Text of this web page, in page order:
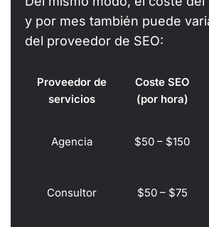
y por mes también puede
del proveedor de SEO:
Proveedor de
servicios
Coste SEO
(por hora)
Agencia $50 – $150
Consultor $50 – $75